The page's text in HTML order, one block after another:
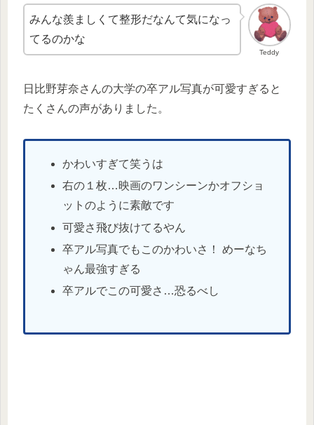
Teddy
みんな羨ましくて整形だなんて気になっ
てるのかな
日比野芽奈さんの大学の卒アル写真が可愛すぎると
たくさんの声がありました。
かわいすぎて笑うは
右の１枚…映画のワンシーンかオフショ
ットのように素敵です
可愛さ飛び抜けてるやん
卒アル写真でもこのかわいさ！ めーなち
ゃん最強すぎる
卒アルでこの可愛さ…恐るべし